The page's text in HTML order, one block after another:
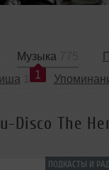
Музыка
1
Disco The
ПОДКАСТЫ И